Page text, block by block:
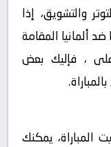
والتشويق، إذا
ألمانيا المقامة
بث مباشر على ، فإليك بعض
يمكنك